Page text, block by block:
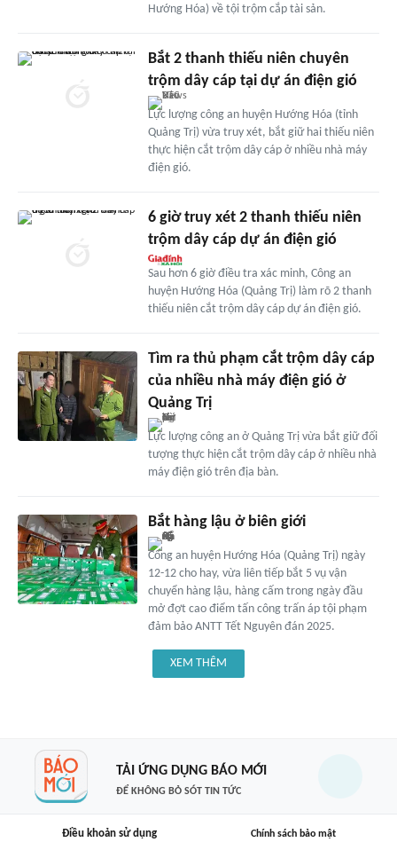
Hướng Hóa) về tội trộm cắp tài sản.
Bắt 2 thanh thiếu niên chuyên
trộm dây cáp tại dự án điện gió
Lực lượng công an huyện Hướng Hóa (tỉnh
Quảng Trị) vừa truy xét, bắt giữ hai thiếu niên
thực hiện cắt trộm dây cáp ở nhiều nhà máy
điện gió.
6 giờ truy xét 2 thanh thiếu niên
trộm dây cáp dự án điện gió
Sau hơn 6 giờ điều tra xác minh, Công an
huyện Hướng Hóa (Quảng Trị) làm rõ 2 thanh
thiếu niên cắt trộm dây cáp dự án điện gió.
Tìm ra thủ phạm cắt trộm dây cáp
của nhiều nhà máy điện gió ở
Quảng Trị
Lực lượng công an ở Quảng Trị vừa bắt giữ đối
tượng thực hiện cắt trộm dây cáp ở nhiều nhà
máy điện gió trên địa bàn.
Bắt hàng lậu ở biên giới
Công an huyện Hướng Hóa (Quảng Trị) ngày
12-12 cho hay, vừa liên tiếp bắt 5 vụ vận
chuyển hàng lậu, hàng cấm trong ngày đầu
mở đợt cao điểm tấn công trấn áp tội phạm
đảm bảo ANTT Tết Nguyên đán 2025.
XEM THÊM
TẢI ỨNG DỤNG BÁO MỚI
ĐỂ KHÔNG BỎ SÓT TIN TỨC
Điều khoản sử dụng Chính sách bảo mật